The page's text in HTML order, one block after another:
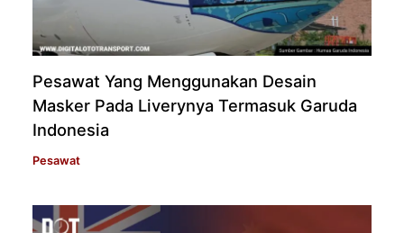
Pesawat Yang Menggunakan Desain
Masker Pada Liverynya Termasuk Garuda
Indonesia
Pesawat